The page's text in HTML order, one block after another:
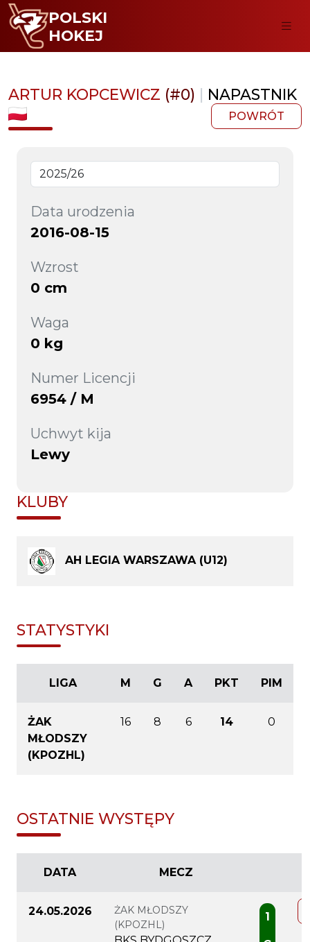
POLSKI
HOKEJ
ARTUR KOPCEWICZ (#0) | NAPASTNIK
POWRÓT
Data urodzenia
2016-08-15
Wzrost
0 cm
Waga
0 kg
Numer Licencji
6954 / M
Uchwyt kija
Lewy
KLUBY
AH LEGIA WARSZAWA (U12)
STATYSTYKI
LIGA M G A PKT PIM
ŻAK
MŁODSZY
(KPOZHL)
16 8 6 14 0
OSTATNIE WYSTĘPY
DATA MECZ
24.05.2026
ŻAK MŁODSZY
(KPOZHL)
1